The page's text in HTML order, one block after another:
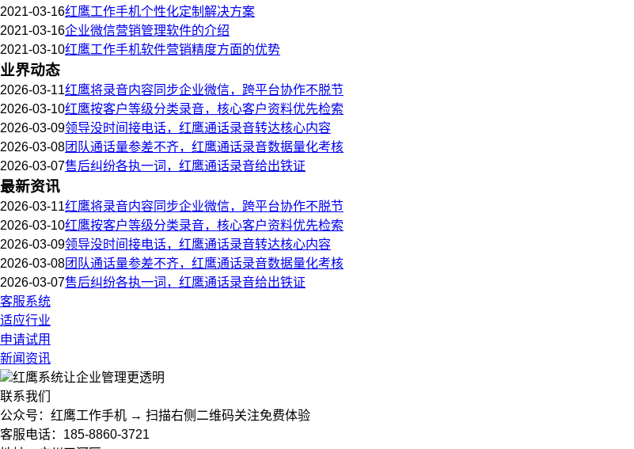
2021-03-16红鹰工作手机个性化定制解决方案
2021-03-16企业微信营销管理软件的介绍
2021-03-10红鹰工作手机软件营销精度方面的优势
业界动态
2026-03-11红鹰将录音内容同步企业微信，跨平台协作不脱节
2026-03-10红鹰按客户等级分类录音，核心客户资料优先检索
2026-03-09领导没时间接电话，红鹰通话录音转达核心内容
2026-03-08团队通话量参差不齐，红鹰通话录音数据量化考核
2026-03-07售后纠纷各执一词，红鹰通话录音给出铁证
最新资讯
2026-03-11红鹰将录音内容同步企业微信，跨平台协作不脱节
2026-03-10红鹰按客户等级分类录音，核心客户资料优先检索
2026-03-09领导没时间接电话，红鹰通话录音转达核心内容
2026-03-08团队通话量参差不齐，红鹰通话录音数据量化考核
2026-03-07售后纠纷各执一词，红鹰通话录音给出铁证
客服系统
适应行业
申请试用
新闻资讯
红鹰系统让企业管理更透明
联系我们
公众号：红鹰工作手机 → 扫描右侧二维码关注免费体验
客服电话：185-8860-3721